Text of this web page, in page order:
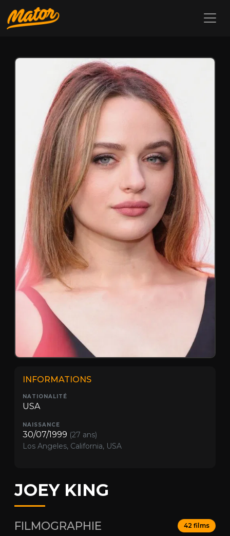
INFORMATIONS
NATIONALITÉ
USA
NAISSANCE
30/07/1999 (27 ans)
Los Angeles, California, USA
JOEY KING
FILMOGRAPHIE 42 films